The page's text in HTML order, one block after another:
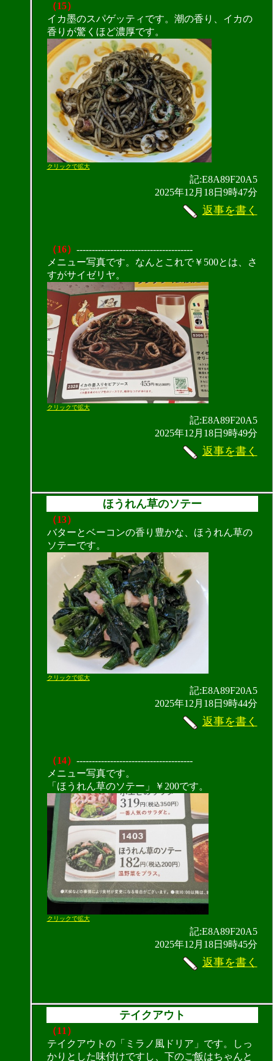
（15）
イカ墨のスパゲッティです。潮の香り、イカの
香りが驚くほど濃厚です。
クリックで拡大
記:E8A89F20A5
2025年12月18日9時47分
返事を書く
（16） --------------------------------------
メニュー写真です。なんとこれで￥500とは、さ
すがサイゼリヤ。
クリックで拡大
記:E8A89F20A5
2025年12月18日9時49分
返事を書く
ほうれん草のソテー
（13）
バターとベーコンの香り豊かな、ほうれん草の
ソテーです。
クリックで拡大
記:E8A89F20A5
2025年12月18日9時44分
返事を書く
（14） --------------------------------------
メニュー写真です。
「ほうれん草のソテー」￥200です。
クリックで拡大
記:E8A89F20A5
2025年12月18日9時45分
返事を書く
テイクアウト
（11）
テイクアウトの「ミラノ風ドリア」です。しっ
かりとした味付けですし、下のご飯はちゃんと